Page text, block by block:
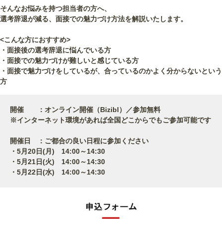
そんなお悩みを持つ担当者の方へ、
選考辞退が減る、面接での魅力づけ方法を解説いたします。
<こんな方におすすめ>
・面接後の選考辞退に悩んでいる方
・面接での魅力づけが難しいと感じている方
・面接で魅力づけをしているが、合っているのかよく分からないという
方
開催 ：オンライン開催（Bizibl）／参加無料
※インターネット環境があれば全国どこからでもご参加可能です
開催日 ：ご都合の良い日程に参加ください
・5月20日(月) 14:00～14:30
・5月21日(火) 14:00～14:30
・5月22日(水) 14:00～14:30